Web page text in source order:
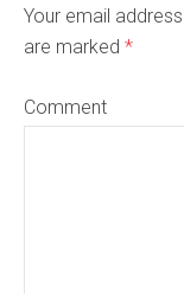
Your email
are marked *
Comment